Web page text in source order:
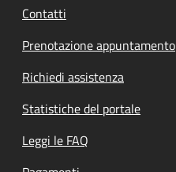
Contatti
Prenotazione appuntamento
Richiedi assistenza
Statistiche del portale
Leggi le FAQ